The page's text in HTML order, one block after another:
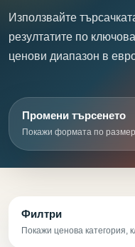
Използвайте
резултатите по
ценови диапазон в
Промени търсенето
Покажи формата по
Филтри
Покажи ценова категория,